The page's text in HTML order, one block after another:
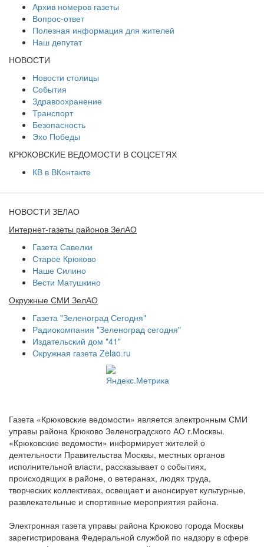
Архив номеров газеты
Вопрос-ответ
Полезная информация для жителей
Наш депутат
НОВОСТИ
Новости столицы
События
Здравоохранение
Транспорт
Безопасность
Эхо Победы
КРЮКОВСКИЕ ВЕДОМОСТИ В СОЦСЕТЯХ
КВ в ВКонтакте
НОВОСТИ ЗЕЛАО
Интернет-газеты районов ЗелАО
Газета Савелки
Старое Крюково
Наше Силино
Вести Матушкино
Окружные СМИ ЗелАО
Газета "Зеленоград Сегодня"
Радиокомпания "Зеленоград сегодня"
Издательский дом "41"
Окружная газета Zelao.ru
Газета «Крюковские ведомости» является электронным СМИ
управы района Крюково Зеленоградского АО г.Москвы.
«Крюковские ведомости» информирует жителей о
деятельности Правительства Москвы, местных органов
исполнительной власти, рассказывает о событиях,
происходящих в районе, о ветеранах, людях труда,
творческих коллективах, освещает и анонсирует культурные,
развлекательные и спортивные мероприятия района.
Электронная газета управы района Крюково города Москвы
зарегистрирована Федеральной службой по надзору в сфере